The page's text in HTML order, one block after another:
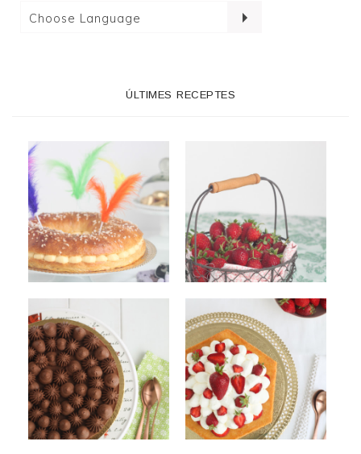
ÚLTIMES RECEPTES